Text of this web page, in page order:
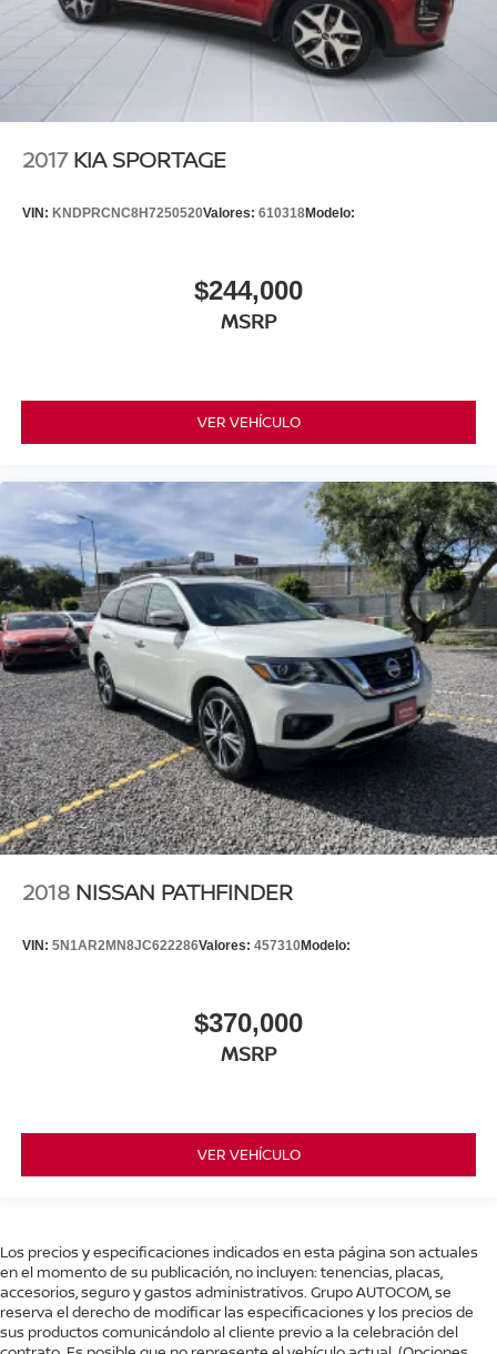
2017 KIA SPORTAGE
VIN: KNDPRCNC8H7250520Valores: 610318Modelo:
$244,000
MSRP
VER VEHÍCULO
2018 NISSAN PATHFINDER
VIN: 5N1AR2MN8JC622286Valores: 457310Modelo:
$370,000
MSRP
VER VEHÍCULO
Los precios y especificaciones indicados en esta página son actuales
en el momento de su publicación, no incluyen: tenencias, placas,
accesorios, seguro y gastos administrativos. Grupo AUTOCOM, se
reserva el derecho de modificar las especificaciones y los precios de
sus productos comunicándolo al cliente previo a la celebración del